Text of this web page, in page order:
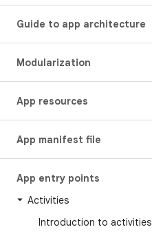
Guide to app architecture
Modularization
App resources
App manifest file
App entry points
Activities
Introduction to activities